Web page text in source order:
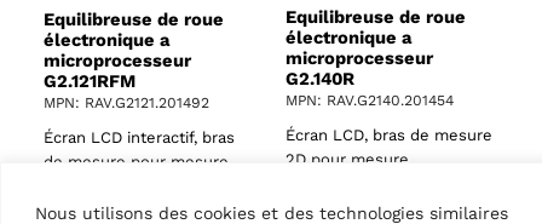
Nous utilisons des cookies et des technologies similaires
Equilibreuse de roue
électronique a
microprocesseur
G2.121RFM
MPN: RAV.G2121.201492
Écran LCD interactif, bras
de mesure pour mesure
des roues et du diamètre
Equilibreuse de roue
électronique a
microprocesseur
G2.140R
MPN: RAV.G2140.201454
Écran LCD, bras de mesure
2D pour mesure
des roues et du diamètre